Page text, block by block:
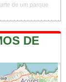
de um parque
DE